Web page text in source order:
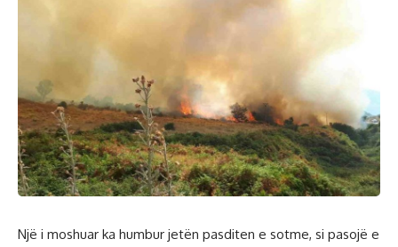
Një i moshuar ka humbur jetën pasditen e sotme, si pasojë e